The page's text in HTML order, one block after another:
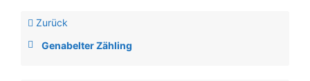
Zurück
Genabelter Zähling